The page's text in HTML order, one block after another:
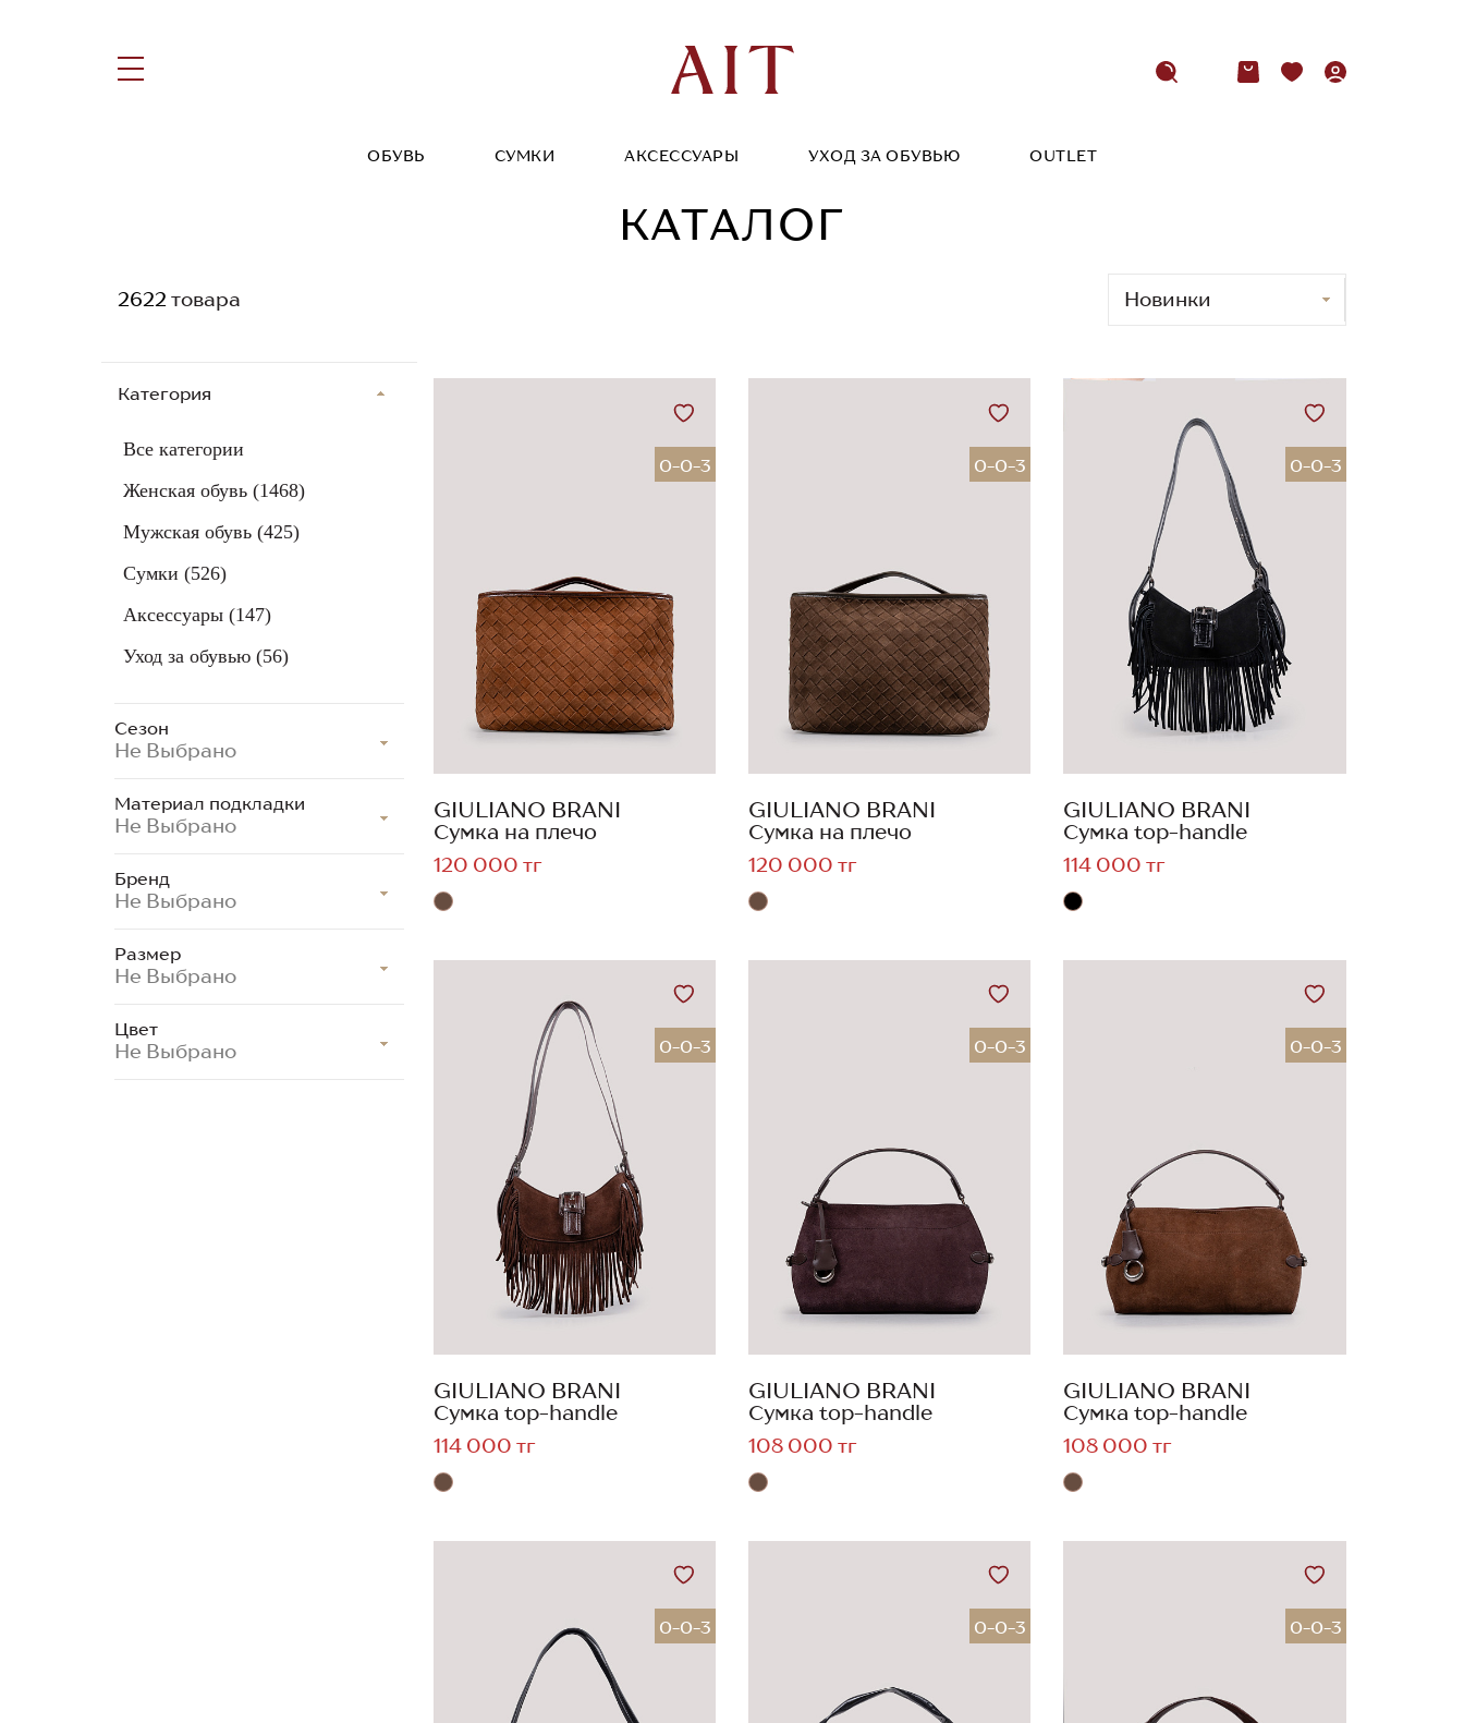
ОБУВЬ СУМКИ АКСЕССУАРЫ УХОД ЗА ОБУВЬЮ OUTLET
КАТАЛОГ
Категория
Все категории
Женская обувь (1468)
Мужская обувь (425)
Сумки (526)
Аксессуары (147)
Уход за обувью (56)
Сезон
Не Выбрано
Материал подкладки
Не Выбрано
Бренд
Не Выбрано
Размер
Не Выбрано
Цвет
Не Выбрано
0-0-3
GIULIANO BRANI
Сумка на плечо
120 000 тг
0-0-3
GIULIANO BRANI
Сумка на плечо
120 000 тг
0-0-3
GIULIANO BRANI
Сумка top-handle
114 000 тг
0-0-3
GIULIANO BRANI
Сумка top-handle
114 000 тг
0-0-3
GIULIANO BRANI
Сумка top-handle
108 000 тг
0-0-3
GIULIANO BRANI
Сумка top-handle
108 000 тг
0-0-3 0-0-3 0-0-3
2622товара